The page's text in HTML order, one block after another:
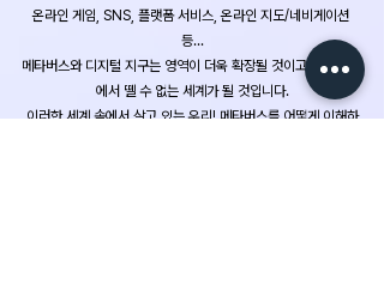
온라인 게임, SNS, 플랫폼 서비스, 온라인 지도/네비게이션
등...
메타버스와 디지털 지구는 영역이 더욱 확장될 것이고 우리의 삶
에서 뗄 수 없는 세계가 될 것입니다.
이러한 세계 속에서 살고 있는 우리! 메타버스를 어떻게 이해하